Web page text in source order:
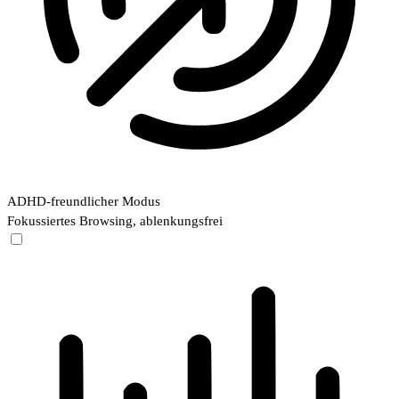
ADHD-freundlicher Modus
Fokussiertes Browsing, ablenkungsfrei